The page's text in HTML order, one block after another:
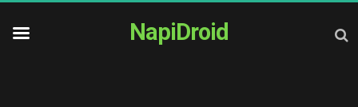
NapiDroid